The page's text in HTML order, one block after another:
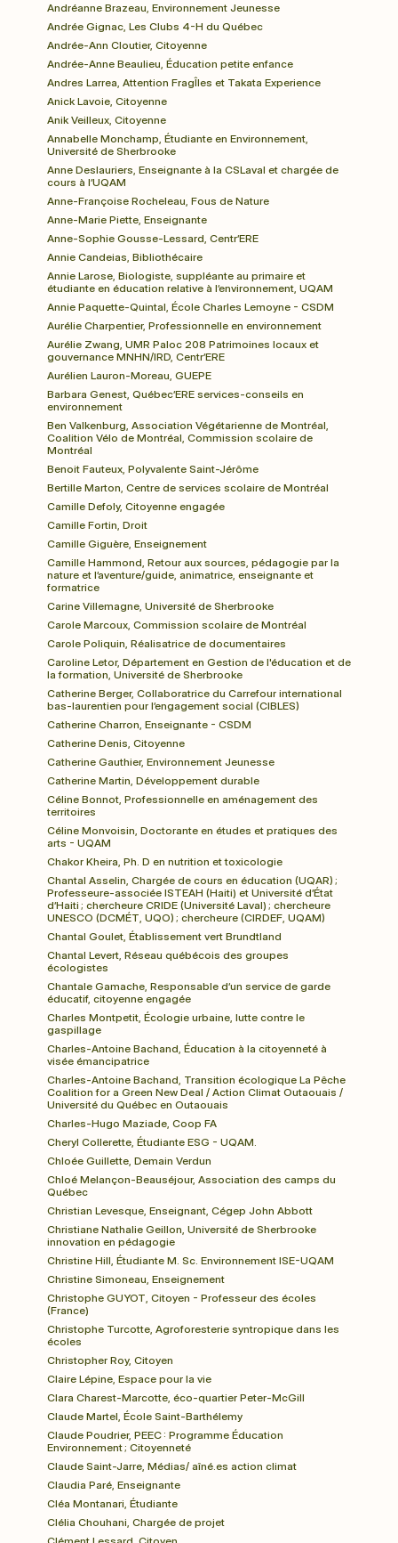
Andréanne Brazeau, Environnement Jeunesse
Andrée Gignac, Les Clubs 4-H du Québec
Andrée-Ann Cloutier, Citoyenne
Andrée-Anne Beaulieu, Éducation petite enfance
Andres Larrea, Attention FragÎles et Takata Experience
Anick Lavoie, Citoyenne
Anik Veilleux, Citoyenne
Annabelle Monchamp, Étudiante en Environnement,
Université de Sherbrooke
Anne Deslauriers, Enseignante à la CSLaval et chargée de
cours à l’UQAM
Anne-Françoise Rocheleau, Fous de Nature
Anne-Marie Piette, Enseignante
Anne-Sophie Gousse-Lessard, Centr’ERE
Annie Candeias, Bibliothécaire
Annie Larose, Biologiste, suppléante au primaire et
étudiante en éducation relative à l’environnement, UQAM
Annie Paquette-Quintal, École Charles Lemoyne - CSDM
Aurélie Charpentier, Professionnelle en environnement
Aurélie Zwang, UMR Paloc 208 Patrimoines locaux et
gouvernance MNHN/IRD, Centr’ERE
Aurélien Lauron-Moreau, GUEPE
Barbara Genest, Québec’ERE services-conseils en
environnement
Ben Valkenburg, Association Végétarienne de Montréal,
Coalition Vélo de Montréal, Commission scolaire de
Montréal
Benoit Fauteux, Polyvalente Saint-Jérôme
Bertille Marton, Centre de services scolaire de Montréal
Camille Defoly, Citoyenne engagée
Camille Fortin, Droit
Camille Giguère, Enseignement
Camille Hammond, Retour aux sources, pédagogie par la
nature et l’aventure/guide, animatrice, enseignante et
formatrice
Carine Villemagne, Université de Sherbrooke
Carole Marcoux, Commission scolaire de Montréal
Carole Poliquin, Réalisatrice de documentaires
Caroline Letor, Département en Gestion de l'éducation et de
la formation, Université de Sherbrooke
Catherine Berger, Collaboratrice du Carrefour international
bas-laurentien pour l’engagement social (CIBLES)
Catherine Charron, Enseignante - CSDM
Catherine Denis, Citoyenne
Catherine Gauthier, Environnement Jeunesse
Catherine Martin, Développement durable
Céline Bonnot, Professionnelle en aménagement des
territoires
Céline Monvoisin, Doctorante en études et pratiques des
arts - UQAM
Chakor Kheira, Ph. D en nutrition et toxicologie
Chantal Asselin, Chargée de cours en éducation (UQAR) ;
Professeure-associée ISTEAH (Haiti) et Université d’État
d’Haiti ; chercheure CRIDE (Université Laval) ; chercheure
UNESCO (DCMÉT, UQO) ; chercheure (CIRDEF, UQAM)
Chantal Goulet, Établissement vert Brundtland
Chantal Levert, Réseau québécois des groupes
écologistes
Chantale Gamache, Responsable d’un service de garde
éducatif, citoyenne engagée
Charles Montpetit, Écologie urbaine, lutte contre le
gaspillage
Charles-Antoine Bachand, Éducation à la citoyenneté à
visée émancipatrice
Charles-Antoine Bachand, Transition écologique La Pêche
Coalition for a Green New Deal / Action Climat Outaouais /
Université du Québec en Outaouais
Charles-Hugo Maziade, Coop FA
Cheryl Collerette, Étudiante ESG - UQAM.
Chloée Guillette, Demain Verdun
Chloé Melançon-Beauséjour, Association des camps du
Québec
Christian Levesque, Enseignant, Cégep John Abbott
Christiane Nathalie Geillon, Université de Sherbrooke
innovation en pédagogie
Christine Hill, Étudiante M. Sc. Environnement ISE-UQAM
Christine Simoneau, Enseignement
Christophe GUYOT, Citoyen - Professeur des écoles
(France)
Christophe Turcotte, Agroforesterie syntropique dans les
écoles
Christopher Roy, Citoyen
Claire Lépine, Espace pour la vie
Clara Charest-Marcotte, éco-quartier Peter-McGill
Claude Martel, École Saint-Barthélemy
Claude Poudrier, PEEC : Programme Éducation
Environnement ; Citoyenneté
Claude Saint-Jarre, Médias/ aîné.es action climat
Claudia Paré, Enseignante
Cléa Montanari, Étudiante
Clélia Chouhani, Chargée de projet